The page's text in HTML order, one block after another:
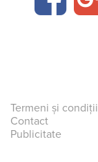
Termeni și condiții
Contact
Publicitate